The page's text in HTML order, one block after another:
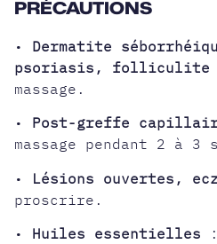
PRÉCAUTIONS
• Dermatite
psoriasis, folliculite
massage.
• Post-greffe
massage pendant 2 à 3
• Lésions ouvertes,
proscrire.
• Huiles essentielles